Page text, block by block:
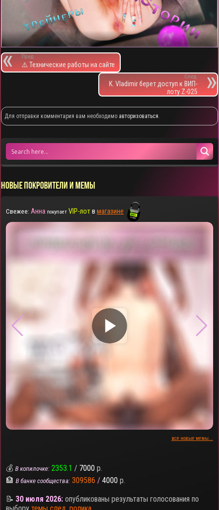
Пред.
⚠️ Технические работы на сайте
След.
K. Vladimir берет доступ к ВИП-
лоту Z-025
Для отправки комментария вам необходимо авторизоваться.
НОВЫЕ ПОКРОВИТЕЛИ И МЕМЫ
Свежее: Анна покупает VIP-лотвмагазине
▶
все новые мемы...
💰В копилочке: 2353.1 / 7000 р.
🏦В банке сообщества: 309586 / 4000 р.
📝30 июля 2026: опубликованы результаты голосования по